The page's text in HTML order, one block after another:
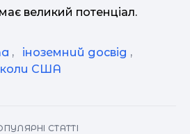
великий потенціал.
, іноземний досвід ,
США
СТАТТІ